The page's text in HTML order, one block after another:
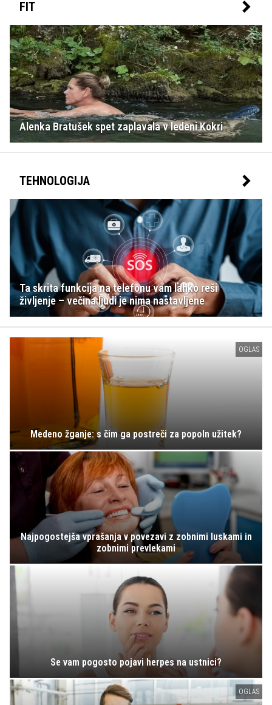
FIT
Alenka Bratušek spet zaplavala v ledeni Kokri
TEHNOLOGIJA
Ta skrita funkcija na telefonu vam lahko reši
življenje – večina ljudi je nima nastavljene
OGLAS
Medeno žganje: s čim ga postreči za popoln užitek?
Najpogostejša vprašanja v povezavi z zobnimi luskami in
zobnimi prevlekami
Se vam pogosto pojavi herpes na ustnici?
OGLAS